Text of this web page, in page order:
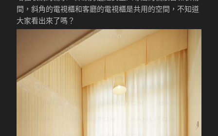
間，斜角的電視櫃和客廳的電視櫃是共用的空間，不知道
大家看出來了嗎？